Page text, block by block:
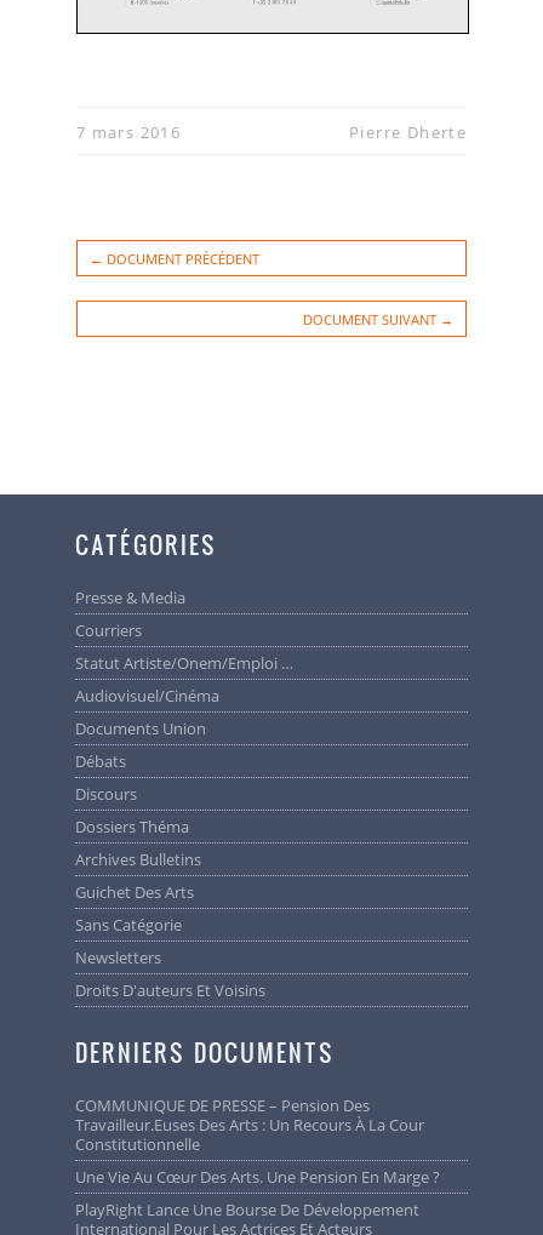
7 mars 2016 Pierre Dherte
← DOCUMENT PRÉCÉDENT
DOCUMENT SUIVANT →
CATÉGORIES
Presse & Media
Courriers
Statut Artiste/Onem/Emploi …
Audiovisuel/cinéma
Documents Union
Débats
Discours
Dossiers Théma
Archives Bulletins
Guichet Des Arts
Sans Catégorie
Newsletters
Droits D'auteurs Et Voisins
DERNIERS DOCUMENTS
COMMUNIQUE DE PRESSE – Pension Des
Travailleur.euses Des Arts : Un Recours À La Cour
Constitutionnelle
Une Vie Au Cœur Des Arts. Une Pension En Marge ?
PlayRight Lance Une Bourse De Développement
International Pour Les Actrices Et Acteurs